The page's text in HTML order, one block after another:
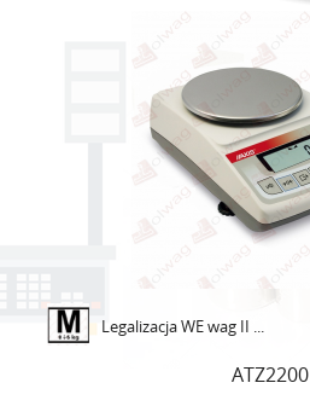
Legalizacja WE wag II ...
ATZ2200